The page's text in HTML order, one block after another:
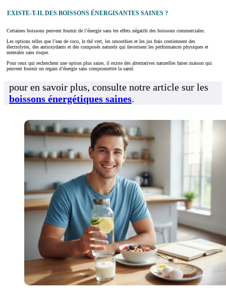
EXISTE-T-IL DES BOISSONS ÉNERGISANTES SAINES ?
Certaines boissons peuvent fournir de l’énergie sans les effets négatifs des boissons commerciales.
Les options telles que l’eau de coco, le thé vert, les smoothies et les jus frais contiennent des
électrolytes, des antioxydants et des composés naturels qui favorisent les performances physiques et
mentales sans risque.
Pour ceux qui recherchent une option plus saine, il existe des alternatives naturelles faites maison qui
peuvent fournir un regain d’énergie sans compromettre la santé.
pour en savoir plus, consulte notre article sur les
boissons énergétiques saines.